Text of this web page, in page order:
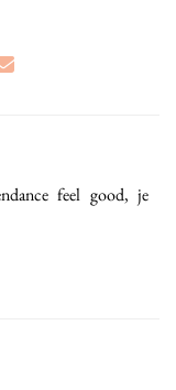
feel good, je